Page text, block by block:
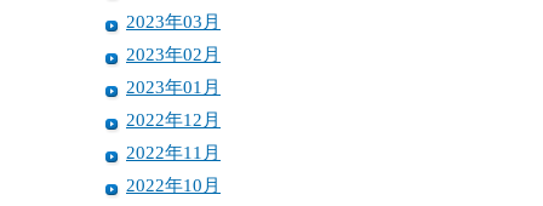
2023年03月
2023年02月
2023年01月
2022年12月
2022年11月
2022年10月